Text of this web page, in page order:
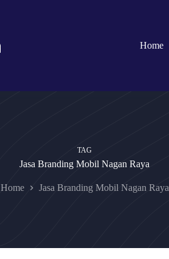
Home
TAG
Jasa Branding Mobil Nagan Raya
Home Jasa Branding Mobil Nagan Raya